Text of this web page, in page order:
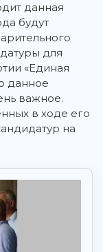
данная
будут
для
«Единая
данное
важное.
в ходе его
на